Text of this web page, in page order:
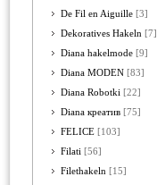
De Fil en Aiguille [3]
Dekoratives Hakeln [7]
Diana hakelmode [9]
Diana MODEN [83]
Diana Robotki [22]
Diana креатив [75]
FELICE [103]
Filati [56]
Filethakeln [15]